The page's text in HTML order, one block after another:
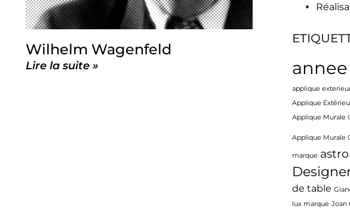
Wilhelm Wagenfeld
Lire la suite »
applique
Applique
Applique Murale
Applique Murale
marque astro
de table
lux marque Joan